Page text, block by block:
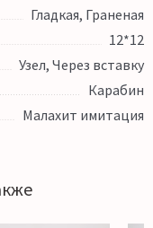
Гладкая, Граненая
12*12
Узел, Через вставку
Карабин
Малахит имитация